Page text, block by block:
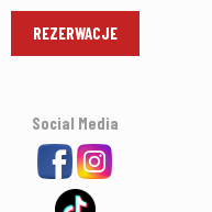
REZERWACJE
Social Media